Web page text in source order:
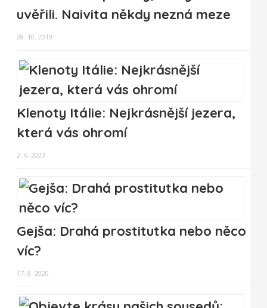
uvěřili. Naivita někdy nezná meze
28. 10. 2019
Klenoty Itálie: Nejkrásnější jezera,
která vás ohromí
2. 6. 2023
Gejša: Drahá prostitutka nebo něco
víc?
17. 8. 2020